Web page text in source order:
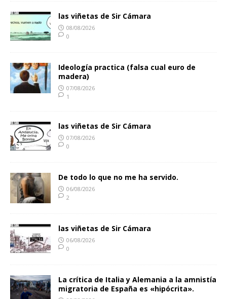
las viñetas de Sir Cámara
08/08/2026
0
Ideología practica (falsa cual euro de
madera)
07/08/2026
1
las viñetas de Sir Cámara
07/08/2026
0
De todo lo que no me ha servido.
06/08/2026
2
las viñetas de Sir Cámara
06/08/2026
0
La crítica de Italia y Alemania a la amnistía
migratoria de España es «hipócrita».